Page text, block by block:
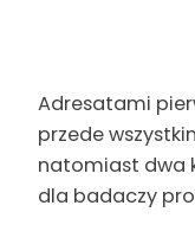
Adresatami
przede
natomiast dwa
dla badaczy